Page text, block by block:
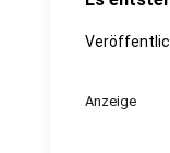
Anzeige